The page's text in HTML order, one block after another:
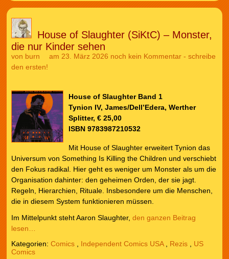
House of Slaughter (SiKtC) – Monster,
die nur Kinder sehen
von burn am 23. März 2026 noch kein Kommentar - schreibe
den ersten!
House of Slaughter Band 1
Tynion IV, James/Dell’Edera, Werther
Splitter, € 25,00
ISBN 9783987210532
Mit House of Slaughter erweitert Tynion das
Universum von Something Is Killing the Children und verschiebt
den Fokus radikal. Hier geht es weniger um Monster als um die
Organisation dahinter: den geheimen Orden, der sie jagt.
Regeln, Hierarchien, Rituale. Insbesondere um die Menschen,
die in diesem System funktionieren müssen.
Im Mittelpunkt steht Aaron Slaughter, den ganzen Beitrag
lesen…
Kategorien: Comics, Independent Comics USA, Rezis, US
Comics